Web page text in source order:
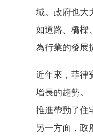
域。政府也大
如道路、橋樑
為行業的發展
近年來，菲律
增長的趨勢。
推進帶動了住
另一方面，政